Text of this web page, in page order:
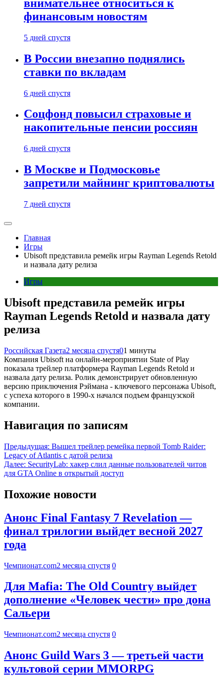
внимательнее относиться к
финансовым новостям
5 дней спустя
В России внезапно поднялись
ставки по вкладам
6 дней спустя
Соцфонд повысил страховые и
накопительные пенсии россиян
6 дней спустя
В Москве и Подмосковье
запретили майнинг криптовалюты
7 дней спустя
Главная
Игры
Ubisoft представила ремейк игры Rayman Legends Retold
и назвала дату релиза
Игры
Ubisoft представила ремейк игры
Rayman Legends Retold и назвала дату
релиза
Российская Газета2 месяца спустя01 минуты
Компания Ubisoft на онлайн-мероприятии State of Play
показала трейлер платформера Rayman Legends Retold и
назвала дату релиза. Ролик демонстрирует обновленную
версию приключения Рэймана - ключевого персонажа Ubisoft,
с успеха которого в 1990-х начался подъем французской
компании.
Навигация по записям
Предыдущая: Вышел трейлер ремейка первой Tomb Raider:
Legacy of Atlantis с датой релиза
Далее: SecurityLab: хакер слил данные пользователей читов
для GTA Online в открытый доступ
Похожие новости
Анонс Final Fantasy 7 Revelation —
финал трилогии выйдет весной 2027
года
Чемпионат.com2 месяца спустя 0
Для Mafia: The Old Country выйдет
дополнение «Человек чести» про дона
Сальери
Чемпионат.com2 месяца спустя 0
Анонс Guild Wars 3 — третьей части
культовой серии MMORPG